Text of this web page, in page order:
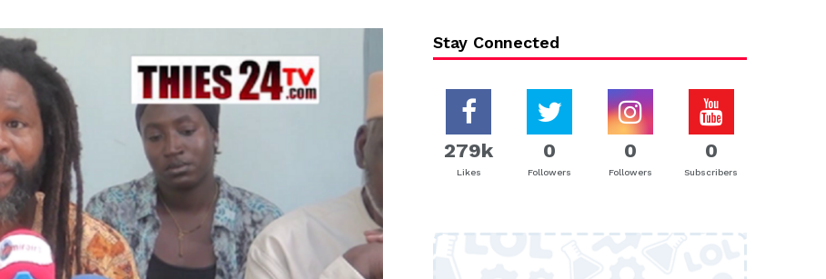
Stay Connected
279k
Likes
0
Followers
0
Followers
0
Subscribers